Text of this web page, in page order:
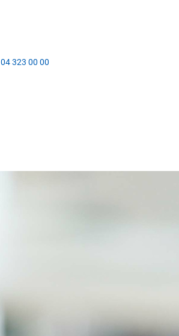
04 323 00 00